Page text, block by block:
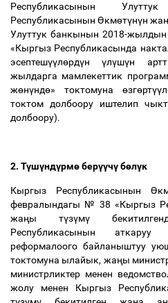
Республикасынын
Республикасынын Өкмөтүнүн
Улуттук банкынын 2018-
«Кыргыз Республикасында
эсептешүүлөрдүнүлүшүн
жылдарга мамлекеттик
жөнүндө» токтомуна өзгөртүүл
токтом долбоору иштелип
долбоору).
2. Түшүндүрмөберүүчүбөлүк
Кыргыз РеспубликасынынӨ
февралындагы № 38 «Кыргыз
жаңы түзүмү
Республикасынын аткаруу
реформалоого байланыштуу
токтомуна ылайык, жаңы
министрликтер менен
жолу менен Кыргыз